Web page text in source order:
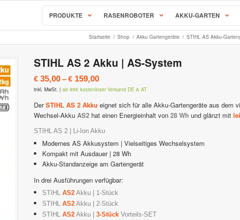
PRODUKTE
RC & RX Serie
& Ersatzteile
Mähroboter & Rasenroboter
Zubehör & Ersatzteile
AL-KO & SOLO Mähroboter
SOLO Robolinho Mähroboter | by AL-
ALKO | SOLO Robolinho Zubehör &
STIHL iMow Mähroboter
Ambrogio – Zuchetti
Stiga AutoClip Rasenroboter
RASENROBOTER AKKU-GARTEN
Startseite / Shop / Akku Gartengeräte / STIHL AS Akku-
STIHL AS 2 Akku | AS-System
€ 35,00–€ 159,00
inkl. MwSt. | ab 99€ kostenloser Versand DE & AT
DerSTIHL AS 2 Akku eignet sich für alle Akku-Gartengeräte aus dem
Wechsel-Akku AS2 hat einen Energieinhalt von 28 Wh und glänzt mit
STIHL AS 2 | Li-Ion Akku
Modernes AS Akkusystem | Vielseitiges Wechselsystem
Kompakt mit Ausdauer | 28 Wh
Akku-Standanzeige am Gartengerät
In drei Ausführungen verfügbar:
STIHL AS2 Akku | 1-Stück
STIHL AS2 Akku | 2-Stück
STIHLAS2 Akku | 3-Stück Vorteils-SET